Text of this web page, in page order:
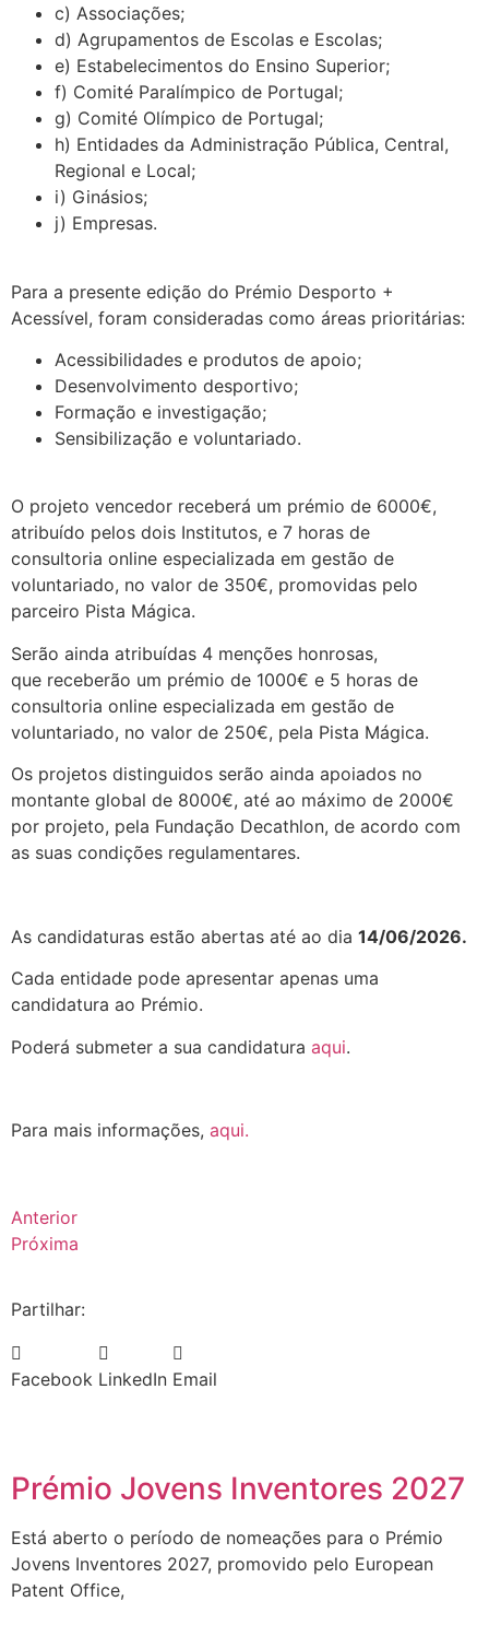
c) Associações;
d) Agrupamentos de Escolas e Escolas;
e) Estabelecimentos do Ensino Superior;
f) Comité Paralímpico de Portugal;
g) Comité Olímpico de Portugal;
h) Entidades da Administração Pública, Central,
Regional e Local;
i) Ginásios;
j) Empresas.
Para a presente edição do Prémio Desporto +
Acessível, foram consideradas como áreas prioritárias:
Acessibilidades e produtos de apoio;
Desenvolvimento desportivo;
Formação e investigação;
Sensibilização e voluntariado.
O projeto vencedor receberá um prémio de 6000€,
atribuído pelos dois Institutos, e 7 horas de
consultoria online especializada em gestão de
voluntariado, no valor de 350€, promovidas pelo
parceiro Pista Mágica.
Serão ainda atribuídas 4 menções honrosas,
que receberão um prémio de 1000€ e 5 horas de
consultoria online especializada em gestão de
voluntariado, no valor de 250€, pela Pista Mágica.
Os projetos distinguidos serão ainda apoiados no
montante global de 8000€, até ao máximo de 2000€
por projeto, pela Fundação Decathlon, de acordo com
as suas condições regulamentares.
As candidaturas estão abertas até ao dia 14/06/2026.
Cada entidade pode apresentar apenas uma
candidatura ao Prémio.
Poderá submeter a sua candidatura aqui.
Para mais informações, aqui.
Anterior
Próxima
Partilhar:
Facebook LinkedIn Email
Prémio Jovens Inventores 2027
Está aberto o período de nomeações para o Prémio
Jovens Inventores 2027, promovido pelo European
Patent Office,